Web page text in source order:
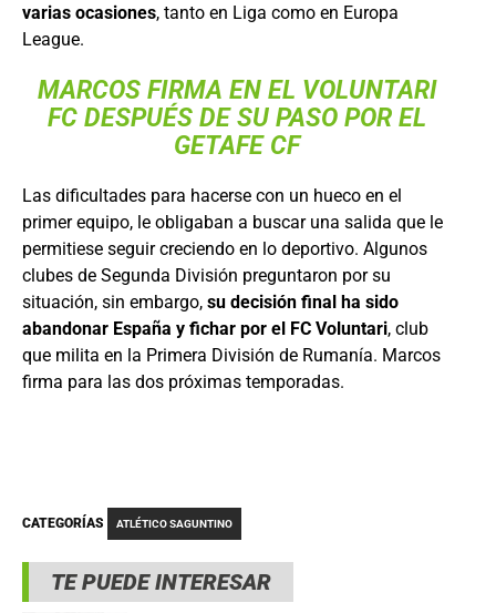
TE PUEDE INTERESAR
varias ocasiones, tanto en Liga como en Europa
League.
MARCOS FIRMA EN EL VOLUNTARI
FC DESPUÉS DE SU PASO POR EL
GETAFE CF
Las dificultades para hacerse con un hueco en el
primer equipo, le obligaban a buscar una salida que le
permitiese seguir creciendo en lo deportivo. Algunos
clubes de Segunda División preguntaron por su
situación, sin embargo, su decisión final ha sido
abandonar España y fichar por el FC Voluntari, club
que milita en la Primera División de Rumanía. Marcos
firma para las dos próximas temporadas.
CATEGORÍAS ATLÉTICO SAGUNTINO